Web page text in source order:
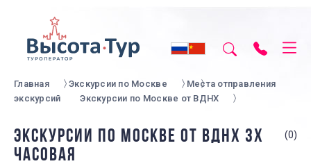
Главная Экскурсии по Москве
Места отправления
экскурсий
Экскурсии по Москве от ВДНХ
ЭКСКУРСИИ ПО МОСКВЕ ОТ ВДНХ 3Х
ЧАСОВАЯ
(0)